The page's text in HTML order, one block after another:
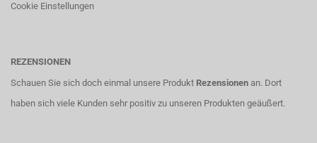
Cookie Einstellungen
REZENSIONEN
Schauen Sie sich doch einmal unsere Produkt Rezensionen an. Dort
haben sich viele Kunden sehr positiv zu unseren Produkten geäußert.